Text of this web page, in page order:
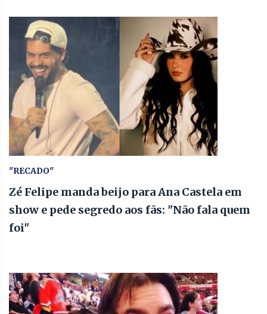
"RECADO"
Zé Felipe manda beijo para Ana Castela em
show e pede segredo aos fãs: "Não fala quem
foi"